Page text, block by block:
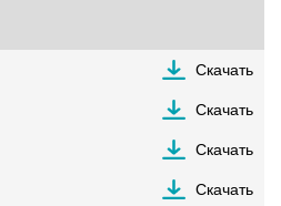
Скачать
Скачать
Скачать
Скачать